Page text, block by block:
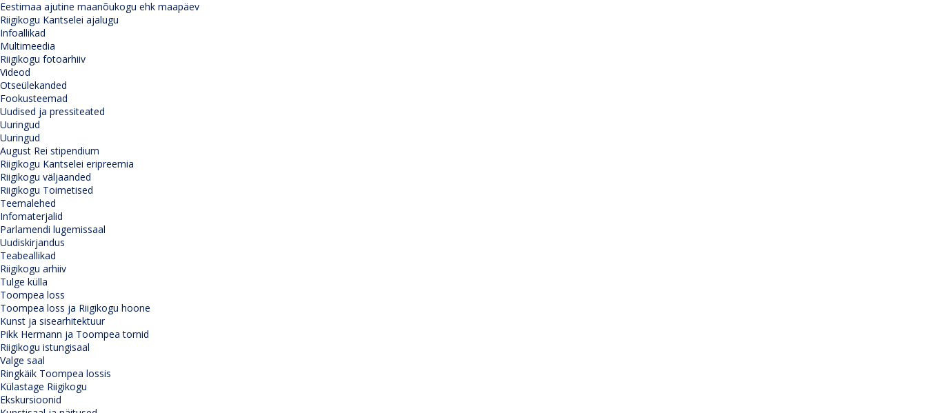
Eestimaa ajutine maanõukogu ehk maapäev
Riigikogu Kantselei ajalugu
Infoallikad
Multimeedia
Riigikogu fotoarhiiv
Videod
Otseülekanded
Fookusteemad
Uudised ja pressiteated
Uuringud
Uuringud
August Rei stipendium
Riigikogu Kantselei eripreemia
Riigikogu väljaanded
Riigikogu Toimetised
Teemalehed
Infomaterjalid
Parlamendi lugemissaal
Uudiskirjandus
Teabeallikad
Riigikogu arhiiv
Tulge külla
Toompea loss
Toompea loss ja Riigikogu hoone
Kunst ja sisearhitektuur
Pikk Hermann ja Toompea tornid
Riigikogu istungisaal
Valge saal
Ringkäik Toompea lossis
Külastage Riigikogu
Ekskursioonid